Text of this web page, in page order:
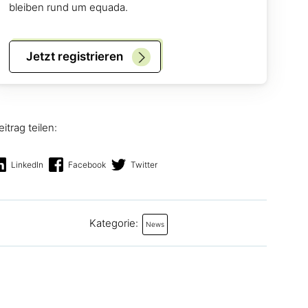
bleiben rund um equada.
Jetzt registrieren
teilen:
LinkedIn Facebook Twitter
Kategorie: News